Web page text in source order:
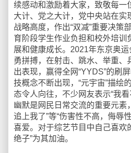
续感动和激励着大家，致敬每一
大计、党之大计，党中央站在实
战略高度，作出“双减”重要决策
育阶段学生作业负担和校外培训
展和健康成长。2021年东京奥
勇拼搏，在射击、跳水、举重、
出表现，赢得全网“YYDS”的刷
技概念不断出现，“元宇宙”描绘
态令人向往，不少网友表示“我看
幽默是网民日常交流的重要元素
追上我了”等“伤害性不高，侮辱
喜爱。对于综艺节目中自己喜欢
绝子”为其加油。